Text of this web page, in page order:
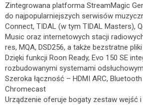
Zintegrowana platforma StreamMagic
do najpopularniejszych serwisów
Connect, TIDAL (w tym TIDAL Masters),
Music oraz internetowych stacji
res, MQA, DSD256, a także bezstratne
Dzięki funkcji Roon Ready, Evo 150 SE
rozbudowanymi systemami
Szeroka łączność – HDMI ARC, Bluetooth
Chromecast
Urządzenie oferuje bogaty zestaw wejść